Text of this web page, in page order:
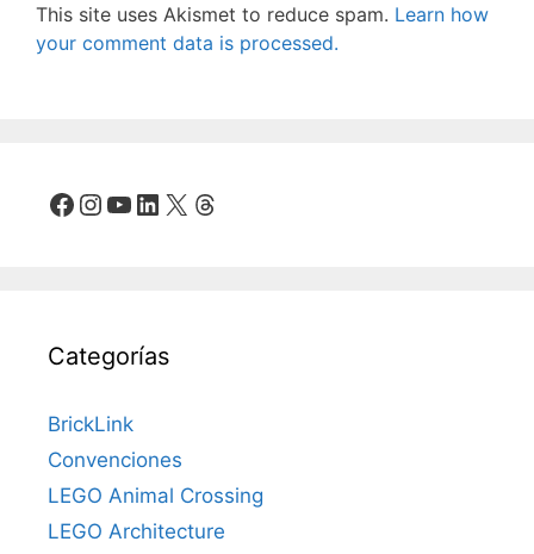
This site uses Akismet to reduce spam. Learn how
your comment data is processed.
Facebook
Instagram
YouTube
LinkedIn
X Threads
Categorías
BrickLink
Convenciones
LEGO Animal Crossing
LEGO Architecture